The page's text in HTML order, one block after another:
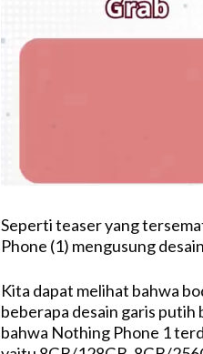
Seperti teaser yang
Phone (1) mengusung
Kita dapat melihat bahwa
beberapa desain garis putih
bahwa Nothing Phone 1